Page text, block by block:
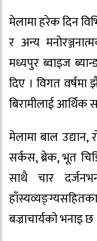
मेलामा हरेक दिन
र अन्य
मध्यपुर ब्वाइज
दिए । विगत वर्षमा
बिरामीलाई आर्थिक
मेलामा बाल
सर्कस, ब्रेक, भूत
साथै चार
बज्राचार्यको भनाइ छ